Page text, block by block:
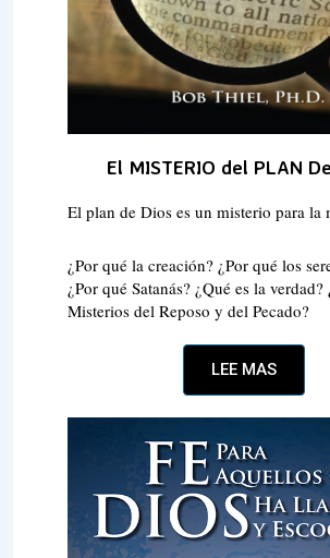
El MISTERIO del PLAN
El plan de Dios es un misterio para la
¿Por qué la creación? ¿Por qué los
¿Por qué Satanás? ¿Qué es la
Misterios del Reposo y del Pecado?
LEE MAS